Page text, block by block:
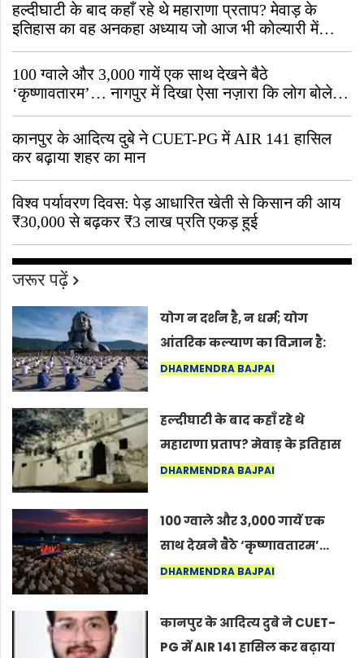
हल्दीघाटी के बाद कहाँ रहे थे महाराणा प्रताप? मेवाड़ के
इतिहास का वह अनकहा अध्याय जो आज भी कोल्यारी में
जीवित है
100 ग्वाले और 3,000 गायें एक साथ देखने बैठे
‘कृष्णावतारम’… नागपुर में दिखा ऐसा नज़ारा कि लोग बोले,
“ऐसा तो सिर्फ़ कृष्ण ही कर सकते हैं”
कानपुर के आदित्य दुबे ने CUET-PG में AIR 141 हासिल
कर बढ़ाया शहर का मान
विश्व पर्यावरण दिवस: पेड़ आधारित खेती से किसान की आय
₹30,000 से बढ़कर ₹3 लाख प्रति एकड़ हुई
जरूर पढ़ें
योग न दर्शन है, न धर्म; योग
आंतरिक कल्याण का विज्ञान है:
अंतरराष्ट्रीय योग दिवस 2026 पर
DHARMENDRA BAJPAI
हल्दीघाटी के बाद कहाँ रहे थे
महाराणा प्रताप? मेवाड़ के इतिहास
का वह अनकहा अध्याय जो आज भी
DHARMENDRA BAJPAI
100 ग्वाले और 3,000 गायें एक
साथ देखने बैठे ‘कृष्णावतारम’…
नागपुर में दिखा ऐसा नज़ारा कि
कर सकते हैं”
DHARMENDRA BAJPAI
कानपुर के आदित्य दुबे ने CUET-
PG में AIR 141 हासिल कर बढ़ाया